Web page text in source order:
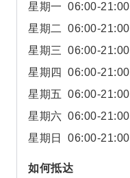
星期一 06:00-21:00
星期二
06:00-21:00
星期三 06:00-21:00
星期四
06:00-21:00
星期五 06:00-21:00
星期六 06:00-21:00
星期日
06:00-21:00
如何抵达